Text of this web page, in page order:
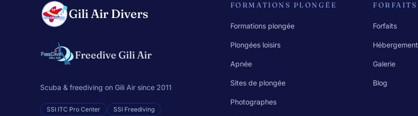
Gili Air Divers
Freedive Gili Air
Scuba & freediving on Gili Air since 2011
SSI ITC Pro Center
SSI Freediving
FORMATIONS PLONGÉE
Formations plongée
Plongées loisirs
Apnée
Sites de plongée
Photographes
FORFAITS
Forfaits
Hébergement
Galerie
Blog